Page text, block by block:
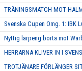
TRÄNINGSMATCH MOT
Svenska Cupen Omg. 1: IBK
Nyttig lärpeng borta mot
HERRARNA KLIVER IN I
TROTJÄNARE FÖRLÄNGER